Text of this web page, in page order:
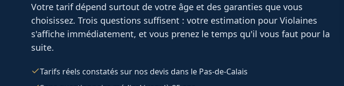
Votre tarif dépend surtout de votre âge et des garanties que vous
choisissez. Trois questions suffisent : votre estimation pour Violaines
s'affiche immédiatement, et vous prenez le temps qu'il vous faut pour la
suite.
Tarifs réels constatés sur nos devis dans le Pas-de-Calais